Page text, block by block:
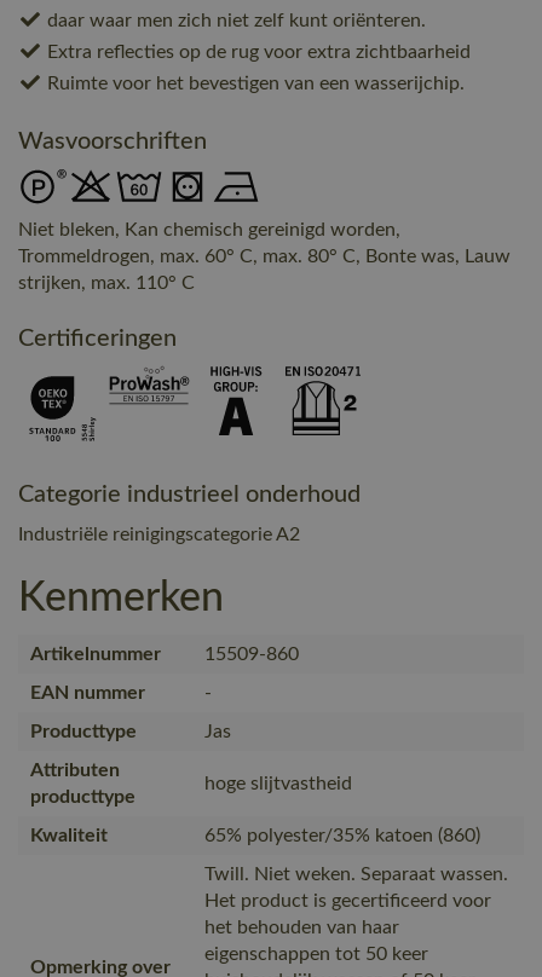
daar waar men zich niet zelf kunt oriënteren.
Extra reflecties op de rug voor extra zichtbaarheid
Ruimte voor het bevestigen van een wasserijchip.
Wasvoorschriften
Niet bleken, Kan chemisch gereinigd worden,
Trommeldrogen, max. 60° C, max. 80° C, Bonte was, Lauw
strijken, max. 110° C
Certificeringen
Categorie industrieel onderhoud
Industriële reinigingscategorie A2
Kenmerken
Artikelnummer
15509-860
EAN nummer
-
Producttype
Jas
Attributen
producttype
hoge slijtvastheid
Kwaliteit 65% polyester/35% katoen (860)
Opmerking over
Twill. Niet weken. Separaat wassen.
Het product is gecertificeerd voor
het behouden van haar
eigenschappen tot 50 keer